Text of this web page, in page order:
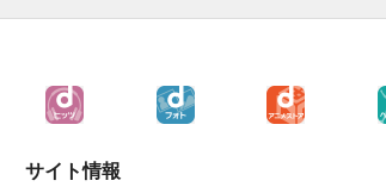
サイト情報